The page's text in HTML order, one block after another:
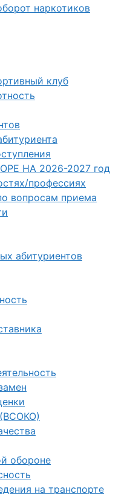
наркотиков
клуб
НА 2026-2027 год
профессиях
вопросам приема
абитуриентов
(ВСОКО)
обороне
на транспорте